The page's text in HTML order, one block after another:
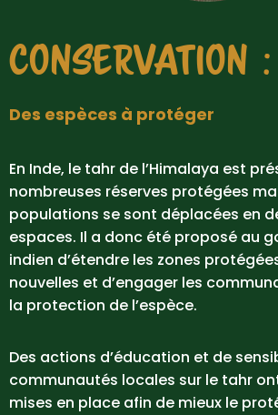
CONSERVATION :
Des espèces à protéger
En Inde, le tahr de l’Himalaya est
nombreuses réserves protégées
populations se sont déplacées en
espaces. Il a donc été proposé au
indien d’étendre les zones
nouvelles et d’engager les
la protection de l’espèce.
Des actions d’éducation et de
communautés locales sur le tahr
mises en place afin de mieux le